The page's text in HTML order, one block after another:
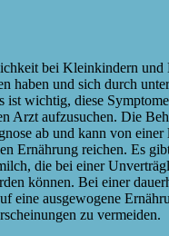
bei Kleinkindern und
haben und sich durch
ist wichtig, diese
Arzt aufzusuchen. Die
ab und kann von einer
Ernährung reichen. Es
die bei einer
können. Bei einer
eine ausgewogene
zu vermeiden.